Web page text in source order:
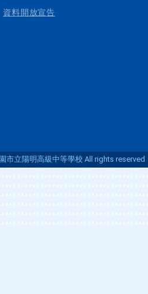
資料開放宣告
市立陽明高級中等學校 All rights reserved